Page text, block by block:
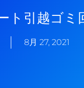
ト引越ゴミ
8月 27, 2021